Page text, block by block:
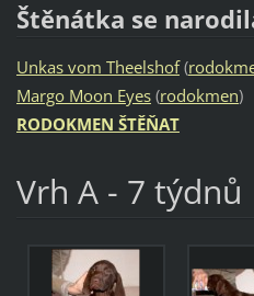
Štěnátka se
Unkas vom Theelshof(
Margo Moon Eyes(rodokmen)
RODOKMEN ŠTĚŇAT
Vrh A - 7 týdnů